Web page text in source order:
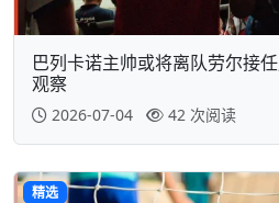
巴列卡诺主帅或将离队劳尔接
观察
2026-07-04 42 次阅读
精选